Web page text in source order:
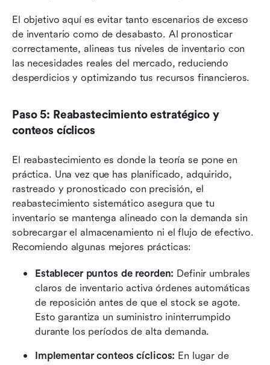
El objetivo aquí es evitar tanto escenarios de exceso
de inventario como de desabasto. Al pronosticar
correctamente, alineas tus niveles de inventario con
las necesidades reales del mercado, reduciendo
desperdicios y optimizando tus recursos financieros.
Paso 5: Reabastecimiento estratégico y
conteos cíclicos
El reabastecimiento es donde la teoría se pone en
práctica. Una vez que has planificado, adquirido,
rastreado y pronosticado con precisión, el
reabastecimiento sistemático asegura que tu
inventario se mantenga alineado con la demanda sin
sobrecargar el almacenamiento ni el flujo de efectivo.
Recomiendo algunas mejores prácticas:
Establecer puntos de reorden: Definir umbrales
claros de inventario activa órdenes automáticas
de reposición antes de que el stock se agote.
Esto garantiza un suministro ininterrumpido
durante los períodos de alta demanda.
Implementar conteos cíclicos: En lugar de